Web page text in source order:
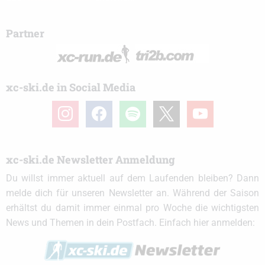
Partner
xc-ski.de in Social Media
instagramfacebook spotify youtube
xc-ski.de Newsletter Anmeldung
Du willst immer aktuell auf dem Laufenden bleiben? Dann
melde dich für unseren Newsletter an. Während der Saison
erhältst du damit immer einmal pro Woche die wichtigsten
News und Themen in dein Postfach. Einfach hier anmelden: